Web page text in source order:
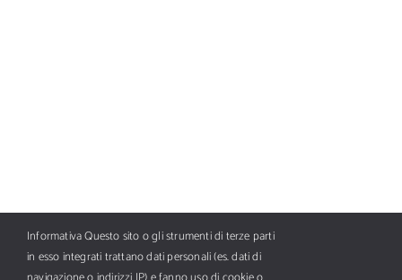
Informativa Questo sito o gli strumenti di terze parti
in esso integrati trattano dati personali (es. dati di